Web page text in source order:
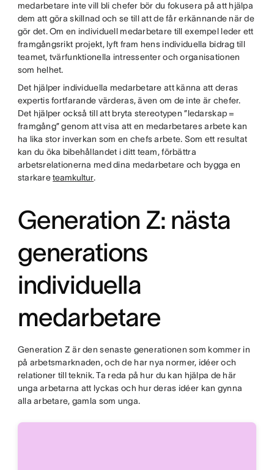
medarbetare inte vill bli chefer bör du fokusera på att hjälpa
dem att göra skillnad och se till att de får erkännande när de
gör det. Om en individuell medarbetare till exempel leder ett
framgångsrikt projekt, lyft fram hens individuella bidrag till
teamet, tvärfunktionella intressenter och organisationen
som helhet.
Det hjälper individuella medarbetare att känna att deras
expertis fortfarande värderas, även om de inte är chefer.
Det hjälper också till att bryta stereotypen ”ledarskap =
framgång” genom att visa att en medarbetares arbete kan
ha lika stor inverkan som en chefs arbete. Som ett resultat
kan du öka bibehållandet i ditt team, förbättra
arbetsrelationerna med dina medarbetare och bygga en
starkareteamkultur.
Generation Z: nästa
generations
individuella
medarbetare
Generation Z är den senaste generationen som kommer in
på arbetsmarknaden, och de har nya normer, idéer och
relationer till teknik. Ta reda på hur du kan hjälpa de här
unga arbetarna att lyckas och hur deras idéer kan gynna
alla arbetare, gamla som unga.